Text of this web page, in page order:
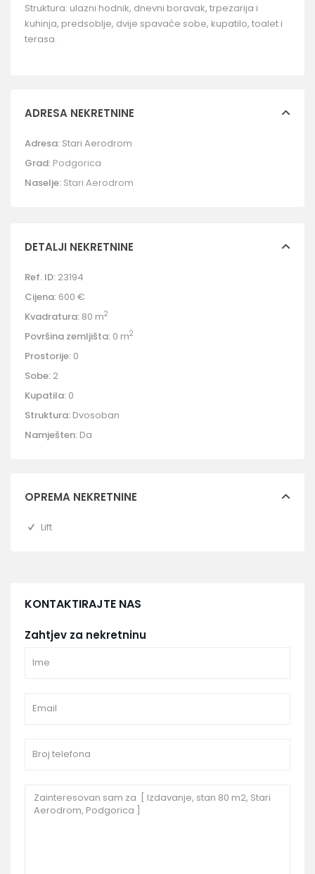
Struktura: ulazni hodnik, dnevni boravak, trpezarija i
kuhinja, predsoblje, dvije spavaće sobe, kupatilo, toalet i
terasa.
ADRESA NEKRETNINE
Adresa: Stari Aerodrom
Grad: Podgorica
Naselje: Stari Aerodrom
DETALJI NEKRETNINE
Ref. ID: 23194
Cijena: 600 €
Kvadratura: 80 m2
Površina zemljišta: 0 m2
Prostorije: 0
Sobe: 2
Kupatila: 0
Struktura: Dvosoban
Namješten: Da
OPREMA NEKRETNINE
Lift
KONTAKTIRAJTE NAS
Zahtjev za nekretninu